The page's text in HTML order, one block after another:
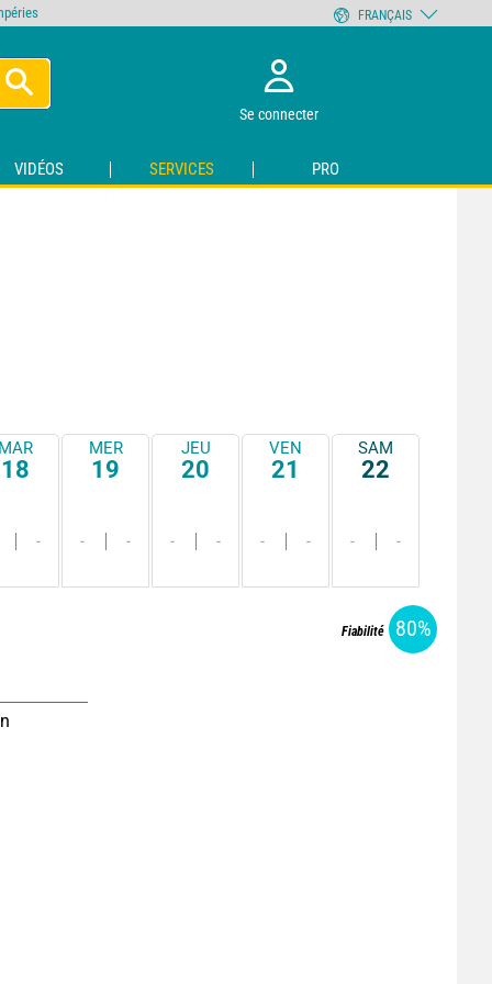
Se connecter
VIDÉOS SERVICES PRO
18
-
MER
19
- -
JEU
20
- -
VEN
21
- -
SAM
22
- -
Fiabilité 80%
FRANÇAIS